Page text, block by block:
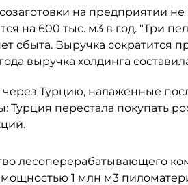
на предприятии
на 600 тыс. м3 в год. "Три
сбыта. Выручка сократится
выручка холдинга
Турцию, налаженные
Турция перестала покупать
лесоперерабатывающего
1 млн м3